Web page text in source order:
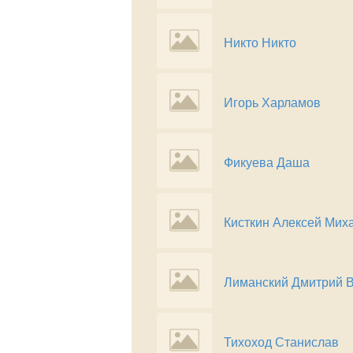
Никто Никто
Игорь Харламов
Фикуева Даша
Кисткин Алексей
Лиманский Дмитрий
Тихоход Станислав